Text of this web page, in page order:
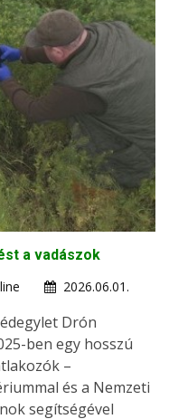
a vadászok
2026.06.01.
Drón
ben egy hosszú
–
és a Nemzeti
segítségével